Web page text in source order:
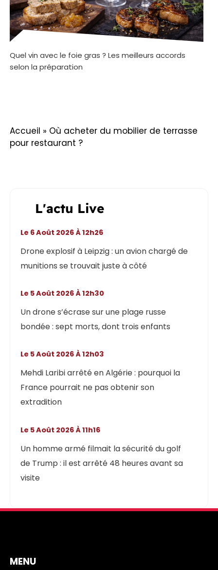
Quel vin avec le foie gras ? Les meilleurs accords
selon la préparation
Accueil » Où acheter du mobilier de terrasse
pour restaurant ?
L'actu Live
Drone explosif à Leipzig : un avion chargé de
munitions se trouvait juste à côté
Le 6 Août 2026 À 12h26
Un drone s’écrase sur une plage russe
bondée : sept morts, dont trois enfants
Le 5 Août 2026 À 12h30
Mehdi Laribi arrêté en Algérie : pourquoi la
France pourrait ne pas obtenir son
extradition
Le 5 Août 2026 À 12h03
Un homme armé filmait la sécurité du golf
de Trump : il est arrêté 48 heures avant sa
visite
Le 5 Août 2026 À 11h16
MENU